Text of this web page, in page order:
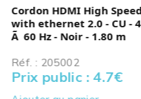
Cordon HDMI High Speed
with ethernet 2.0 - CU - 4K
Ã 60 Hz - Noir - 1.80 m
Réf. : 205002
Prix public : 4.7€